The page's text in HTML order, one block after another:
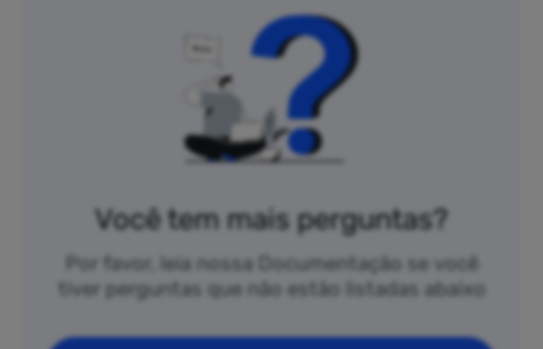
Você tem mais perguntas?
Por favor, leia nossa Documentação se você
tiver perguntas que não estão listadas abaixo